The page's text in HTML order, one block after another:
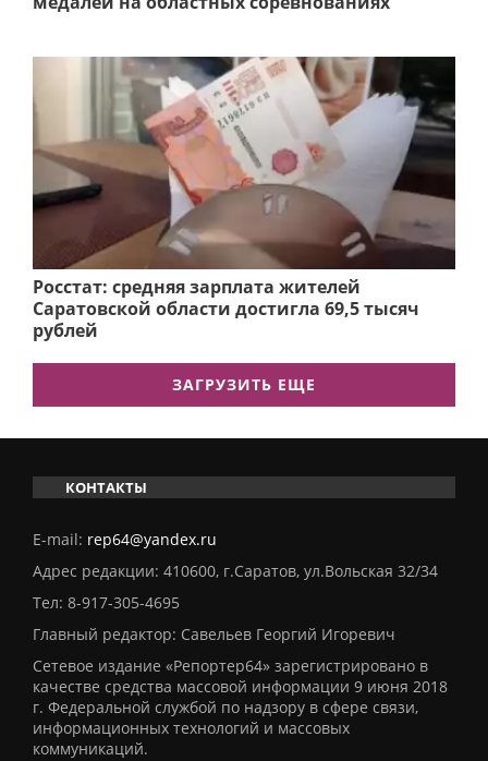
Росстат: средняя зарплата жителей
Саратовской области достигла 69,5 тысяч
рублей
ЗАГРУЗИТЬ ЕЩЕ
КОНТАКТЫ
E-mail: rep64@yandex.ru
Адрес редакции: 410600, г.Саратов, ул.Вольская 32/34
Тел: 8-917-305-4695
Главный редактор: Савельев Георгий Игоревич
Сетевое издание «Репортер64» зарегистрировано в
качестве средства массовой информации 9 июня 2018
г. Федеральной службой по надзору в сфере связи,
информационных технологий и массовых
коммуникаций.